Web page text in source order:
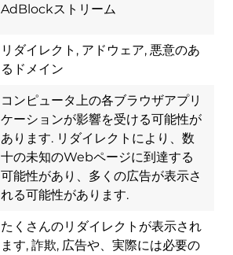
AdBlockストリーム
リダイレクト, アドウェア, 悪意のあ
るドメイン
コンピュータ上の各ブラウザアプリ
ケーションが影響を受ける可能性が
あります. リダイレクトにより、数
十の未知のWebページに到達する
可能性があり、多くの広告が表示さ
れる可能性があります.
たくさんのリダイレクトが表示され
ます, 詐欺, 広告や、実際には必要の